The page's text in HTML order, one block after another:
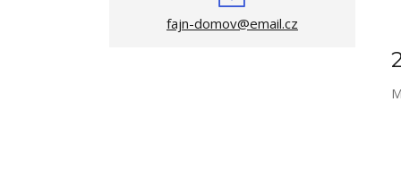
fajn-domov@email.cz